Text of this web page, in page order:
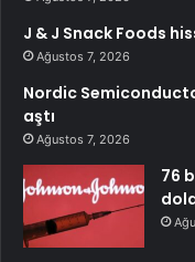
J & J Snack Foods
Ağustos 7, 2026
Nordic
aştı
Ağustos 7, 2026
76